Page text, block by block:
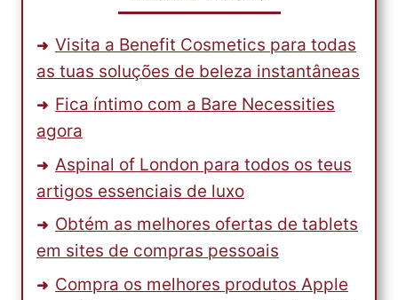
HD
HERO
2
Visita a Benefit Cosmetics para todas
as tuas soluções de beleza instantâneas
Fica íntimo com a Bare Necessities
agora
Aspinal of London para todos os teus
artigos essenciais de luxo
Obtém as melhores ofertas de tablets
em sites de compras pessoais
Compra os melhores produtos Apple